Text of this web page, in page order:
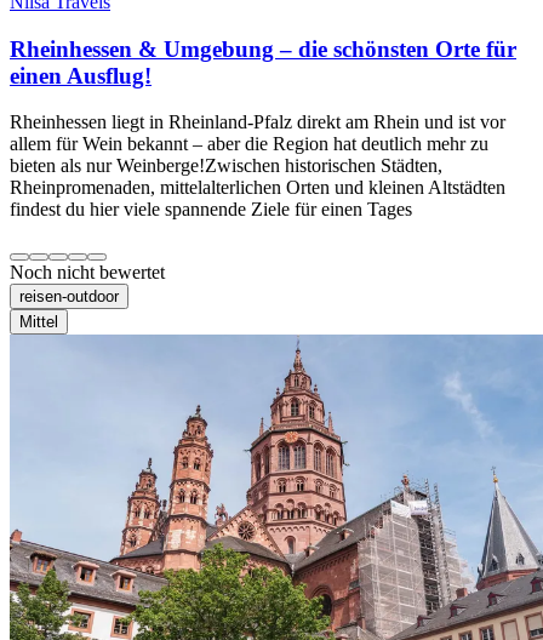
Rheinhessen & Umgebung – die schönsten Orte für
einen Ausflug!
Rheinhessen liegt in Rheinland-Pfalz direkt am Rhein und ist vor
allem für Wein bekannt – aber die Region hat deutlich mehr zu
bieten als nur Weinberge!Zwischen historischen Städten,
Rheinpromenaden, mittelalterlichen Orten und kleinen Altstädten
findest du hier viele spannende Ziele für einen Tages
Noch nicht bewertet
reisen-outdoor
Mittel